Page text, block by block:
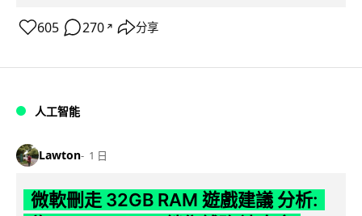
605 270 ↗ 分享
人工智能
Lawton 1 日
微軟刪走 32GB RAM 遊戲建議 分析: